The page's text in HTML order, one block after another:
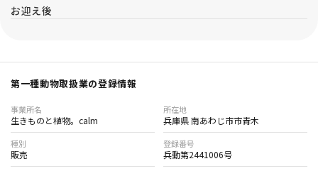
お迎え後
第一種動物取扱業の登録情報
事業所名
生きものと植物。calm
所在地
兵庫県 南あわじ市市青木
種別
販売
登録番号
兵動第2441006号